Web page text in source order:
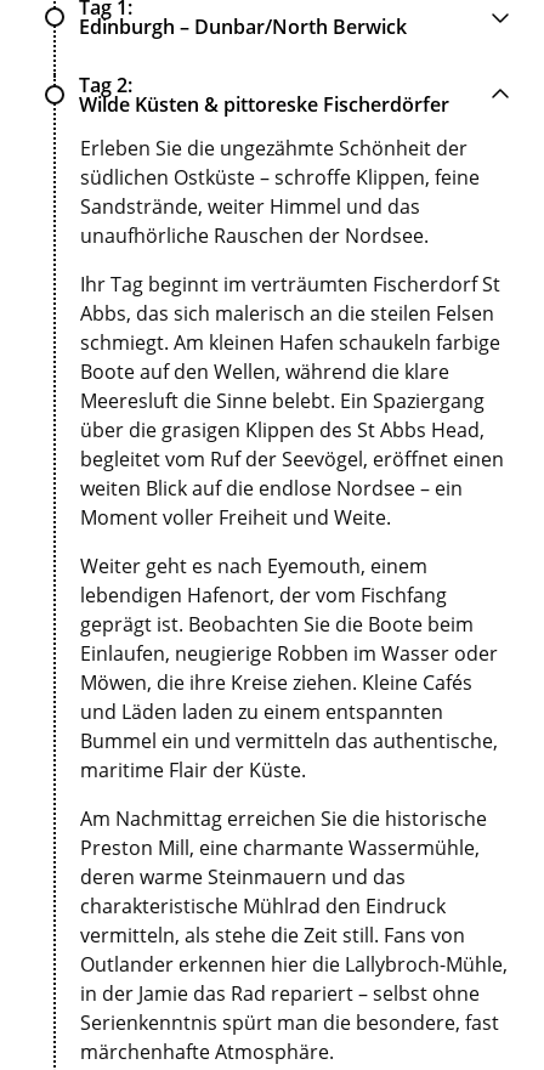
Tag 1
Edinburgh – Dunbar/North Berwick
Tag 2
Wilde Küsten & pittoreske Fischerdörfer
Erleben Sie die ungezähmte Schönheit der
südlichen Ostküste – schroffe Klippen, feine
Sandstrände, weiter Himmel und das
unaufhörliche Rauschen der Nordsee.
Ihr Tag beginnt im verträumten Fischerdorf St
Abbs, das sich malerisch an die steilen Felsen
schmiegt. Am kleinen Hafen schaukeln farbige
Boote auf den Wellen, während die klare
Meeresluft die Sinne belebt. Ein Spaziergang
über die grasigen Klippen des St Abbs Head,
begleitet vom Ruf der Seevögel, eröffnet einen
weiten Blick auf die endlose Nordsee – ein
Moment voller Freiheit und Weite.
Weiter geht es nach Eyemouth, einem
lebendigen Hafenort, der vom Fischfang
geprägt ist. Beobachten Sie die Boote beim
Einlaufen, neugierige Robben im Wasser oder
Möwen, die ihre Kreise ziehen. Kleine Cafés
und Läden laden zu einem entspannten
Bummel ein und vermitteln das authentische,
maritime Flair der Küste.
Am Nachmittag erreichen Sie die historische
Preston Mill, eine charmante Wassermühle,
deren warme Steinmauern und das
charakteristische Mühlrad den Eindruck
vermitteln, als stehe die Zeit still. Fans von
Outlander erkennen hier die Lallybroch-Mühle,
in der Jamie das Rad repariert – selbst ohne
Serienkenntnis spürt man die besondere, fast
märchenhafte Atmosphäre.